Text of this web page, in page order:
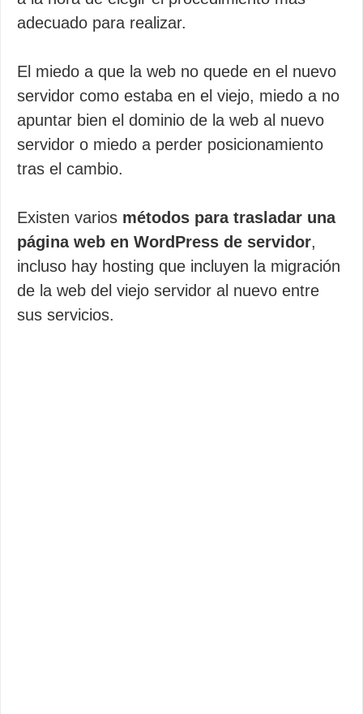
adecuado para realizar.
El miedo a que la web no quede en el nuevo
servidor como estaba en el viejo, miedo a no
apuntar bien el dominio de la web al nuevo
servidor o miedo a perder posicionamiento
tras el cambio.
Existen varios métodos para trasladar una
página web en WordPress de servidor,
incluso hay hosting que incluyen la migración
de la web del viejo servidor al nuevo entre
sus servicios.